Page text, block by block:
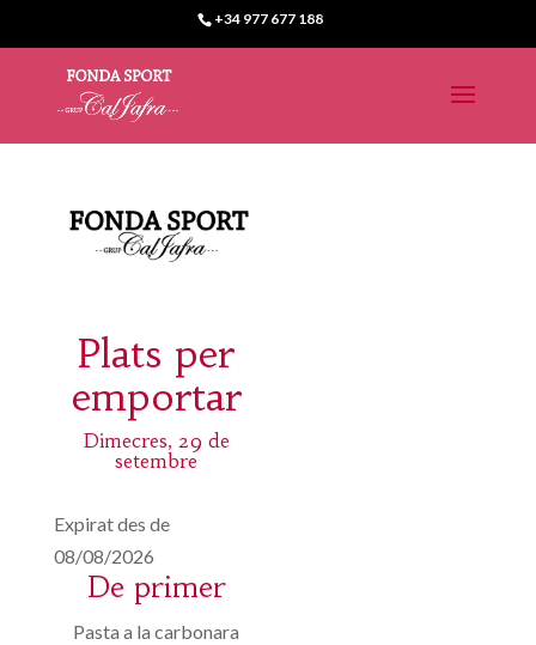
+34 977 677 188
Plats per
emportar
Dimecres, 29 de
setembre
Expirat des de
08/08/2026
De primer
Pasta a la carbonara